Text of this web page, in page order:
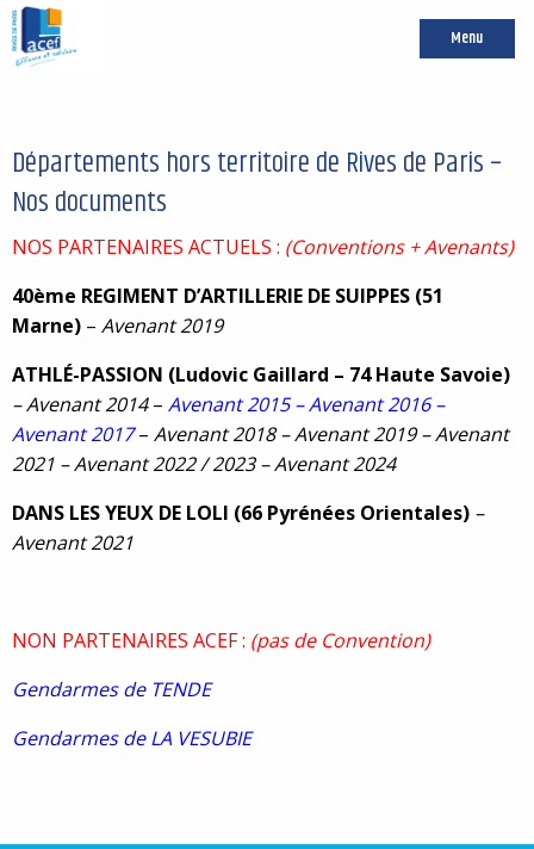
Menu
Départements hors territoire de Rives de Paris –
Nos documents
NOS PARTENAIRES ACTUELS : (Conventions + Avenants)
40ème REGIMENT D’ARTILLERIE DE SUIPPES (51
Marne) – Avenant 2019
ATHLÉ-PASSION (Ludovic Gaillard – 74 Haute Savoie)
– Avenant 2014– Avenant 2015 – Avenant 2016 –
Avenant 2017 – Avenant 2018–Avenant 2019 –Avenant
2021 –Avenant 2022 / 2023–Avenant 2024
DANS LES YEUX DE LOLI (66 Pyrénées Orientales) –
Avenant 2021
NON PARTENAIRES ACEF : (pas de Convention)
Gendarmes de TENDE
Gendarmes de LA VESUBIE